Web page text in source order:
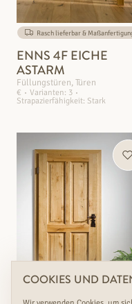
Rasch lieferbar &
ENNS 4F EICHE
ASTARM
Füllungstüren, Türen
€
Varianten: 3
Strapazierfähigkeit: Stark
COOKIES UND